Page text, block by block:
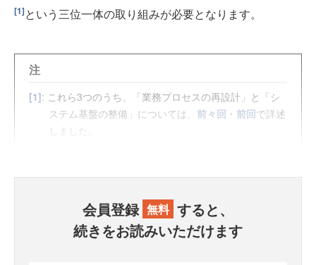
[1]という三位一体の取り組みが必要となります。
注
[1]: これら3つのうち、「業務プロセスの再設計」と「シ
ステム基盤の整備」については、 前々回 ・ 前回で詳述
しました。
会員登録 無料 すると、
続きをお読みいただけます